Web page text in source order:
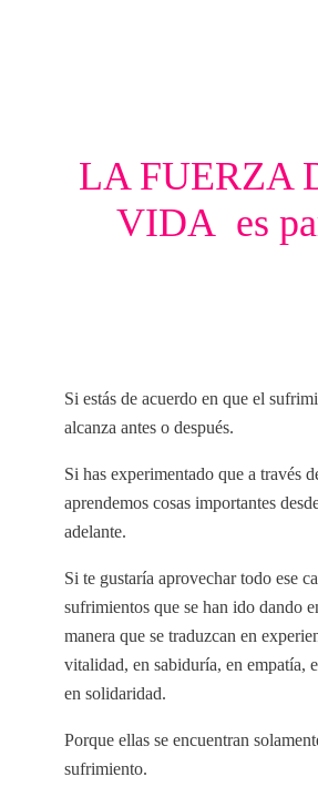
LA FUERZA
VIDA es
Si estás de acuerdo en que el
alcanza antes o después.
Si has experimentado que a través
aprendemos cosas importantes
adelante.
Si te gustaría aprovechar todo ese
sufrimientos que se han ido dando
manera que se traduzcan en
vitalidad, en sabiduría, en empatía,
en solidaridad.
Porque ellas se encuentran
sufrimiento.